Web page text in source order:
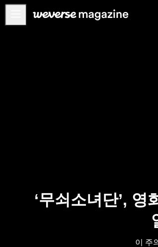
공지사항
‘무쇠소녀단’,
이 주